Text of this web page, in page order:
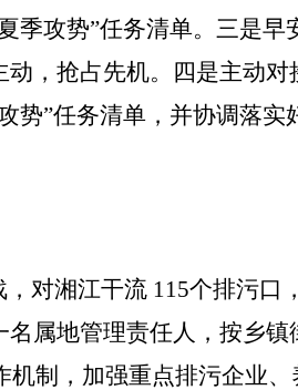
季攻势”任务清单。三是
，抢占先机。四是主动
势”任务清单，并协调落
对湘江干流 115个排污口
属地管理责任人，按乡
机制，加强重点排污企业